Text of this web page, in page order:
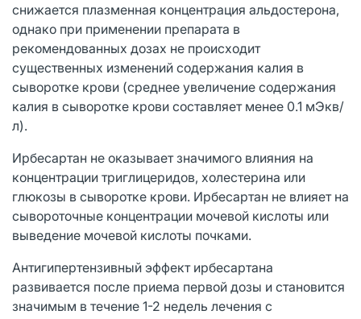
снижается плазменная концентрация альдостерона,
однако при применении препарата в
рекомендованных дозах не происходит
существенных изменений содержания калия в
сыворотке крови (среднее увеличение содержания
калия в сыворотке крови составляет менее 0.1 мЭкв/
л).
Ирбесартан не оказывает значимого влияния на
концентрации триглицеридов, холестерина или
глюкозы в сыворотке крови. Ирбесартан не влияет на
сывороточные концентрации мочевой кислоты или
выведение мочевой кислоты почками.
Антигипертензивный эффект ирбесартана
развивается после приема первой дозы и становится
значимым в течение 1-2 недель лечения с